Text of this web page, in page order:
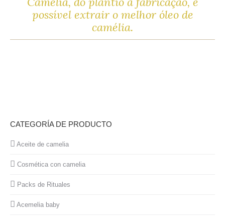
possível extrair o melhor óleo de
camélia.
CATEGORÍA DE PRODUCTO
Aceite de camelia
Cosmética con camelia
Packs de Rituales
Acemelia baby